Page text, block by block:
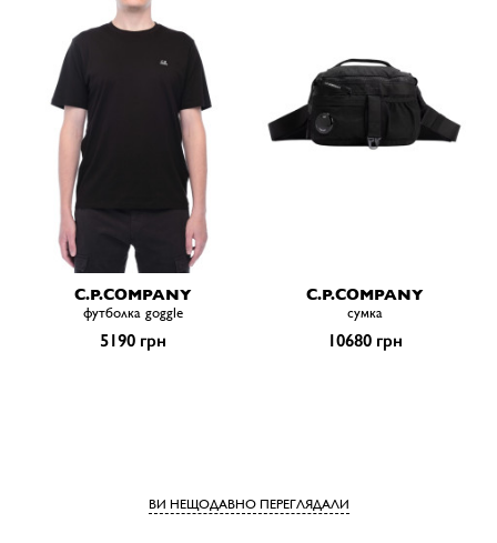
C.P.COMPANY
футболка goggle
5190 грн
C.P.COMPANY
сумка
10680 грн
ВИ НЕЩОДАВНО ПЕРЕГЛЯДАЛИ